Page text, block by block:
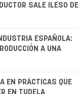
SALE ILESO DE
ESPAÑOLA:
A UNA
EN PRÁCTICAS QUE
EN TUDELA